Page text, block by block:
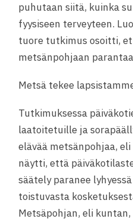
puhutaan siitä, kuinka
fyysiseen terveyteen.
tuore tutkimus osoitti,
metsänpohjaan
Metsä tekee
Tutkimuksessa
laatoitetuille ja
elävää metsänpohjaa,
näytti, että
säätely paranee
toistuvasta
Metsäpohjan, eli